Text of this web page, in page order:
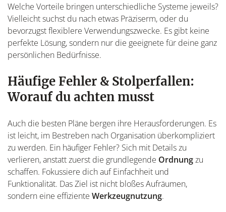
Welche Vorteile bringen unterschiedliche Systeme jeweils?
Vielleicht suchst du nach etwas Präziserm, oder du
bevorzugst flexiblere Verwendungszwecke. Es gibt keine
perfekte Lösung, sondern nur die geeignete für deine ganz
persönlichen Bedürfnisse.
Häufige Fehler & Stolperfallen:
Worauf du achten musst
Auch die besten Pläne bergen ihre Herausforderungen. Es
ist leicht, im Bestreben nach Organisation überkompliziert
zu werden. Ein häufiger Fehler? Sich mit Details zu
verlieren, anstatt zuerst die grundlegende Ordnungzu
schaffen. Fokussiere dich auf Einfachheit und
Funktionalität. Das Ziel ist nicht bloßes Aufräumen,
sondern eine effiziente Werkzeugnutzung.